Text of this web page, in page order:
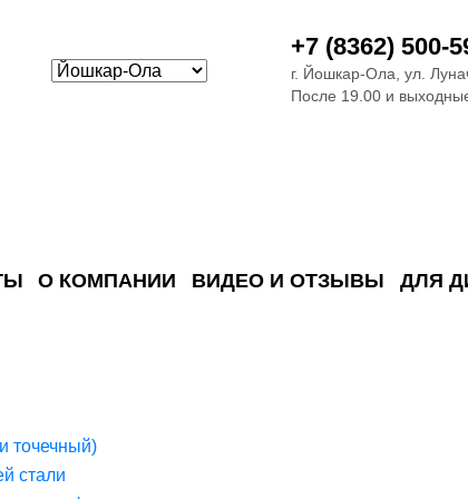
+7 (8362) 500-
г. Йошкар-Ола, ул.
После 19.00 и
О КОМПАНИИ ВИДЕО И ОТЗЫВЫ ДЛЯ
точечный)
стали